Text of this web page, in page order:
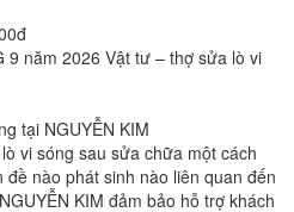
9 năm 2026 Vật tư – thợ sửa lò vi
tại NGUYỄN KIM
vi sóng sau sửa chữa một cách
nào phát sinh nào liên quan đến
KIM đảm bảo hỗ trợ khách